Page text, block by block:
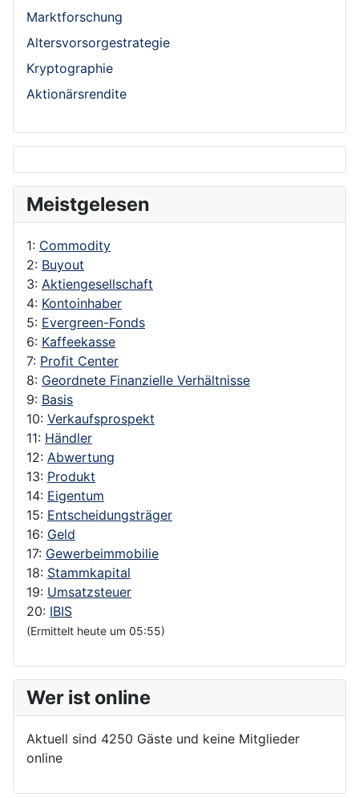
Marktforschung
Altersvorsorgestrategie
Kryptographie
Aktionärsrendite
Meistgelesen
1: Commodity
2: Buyout
3: Aktiengesellschaft
4: Kontoinhaber
5: Evergreen-Fonds
6: Kaffeekasse
7: Profit Center
8: Geordnete Finanzielle Verhältnisse
9: Basis
10: Verkaufsprospekt
11: Händler
12: Abwertung
13: Produkt
14: Eigentum
15: Entscheidungsträger
16: Geld
17: Gewerbeimmobilie
18: Stammkapital
19: Umsatzsteuer
20: IBIS
(Ermittelt heute um 05:55)
Wer ist online
Aktuell sind 4250 Gäste und keine Mitglieder
online